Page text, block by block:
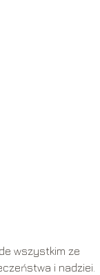
wszystkim ze
i nadziei.